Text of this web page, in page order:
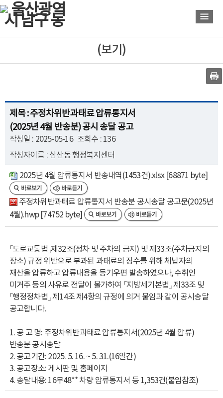
로
가
기
로
가
기
(보기)
제목 : 주정차위반과태료 압류통지서
(2025년 4월 반송분) 공시 송달 공고
작성일 : 2025-05-16 조회수 : 136
작성자이름 : 삼산동 행정복지센터
2025년 4월 압류통지서 반송내역(1453건).xlsx [68871 byte]
주정차위반과태료 압류통지서 반송분 공시송달 공고문(2025년
4월).hwp [74752 byte]
「도로교통법」제32조(정차 및 주차의 금지) 및 제33조(주차금지의
장소) 규정 위반으로 부과된 과태료의 징수를 위해 체납자의
재산을 압류하고 압류내용을 등기우편 발송하였으나, 수취인
미거주 등의 사유로 전달이 불가하여 「지방세기본법」 제33조 및
「행정정차법」 제14조 제4항의 규정에 의거 붙임과 같이 공시송달
공고합니다.
1. 공 고 명: 주정차위반과태료 압류통지서(2025년 4월 압류)
반송분 공시송달
2. 공고기간: 2025. 5. 16. ~ 5. 31.(16일간)
3. 공고장소: 게시판 및 홈페이지
4. 송달내용: 16무48** 차량 압류통지서 등 1,353건(붙임참조)